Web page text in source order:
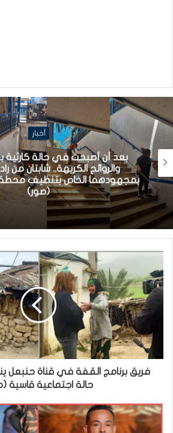
أخبار
بعد أن أصبحت في حالة كارثية
والروائح الكريهة.. شابتان من
بمجهودهما الخاص بتنظيف محطة
(صور)
فريق برنامج القفة في قناة حنبعل
حالة اجتماعية قاسية